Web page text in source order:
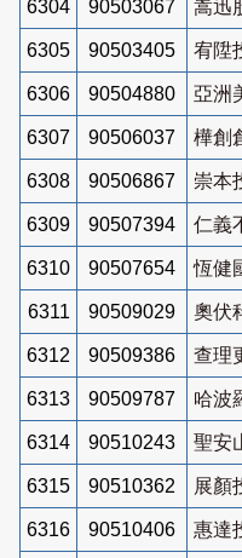
6304 90503067 嵩迅
6305 90503405 宥陞
6306 90504880 亞洲
6307 90506037 樺創
6308 90506867 崇本
6309 90507394 仁義
6310 90507654 恆健
6311 90509029 奧伏
6312 90509386 查理
6313 90509787 哈波
6314 90510243 聖安
6315 90510362 展顏
6316 90510406 惠達